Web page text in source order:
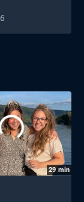
29min